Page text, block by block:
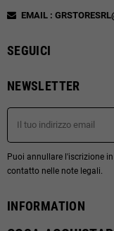
EMAIL :
SEGUICI
NEWSLETTER
Puoi annullare l'iscrizione
contatto nelle note legali.
INFORMATION